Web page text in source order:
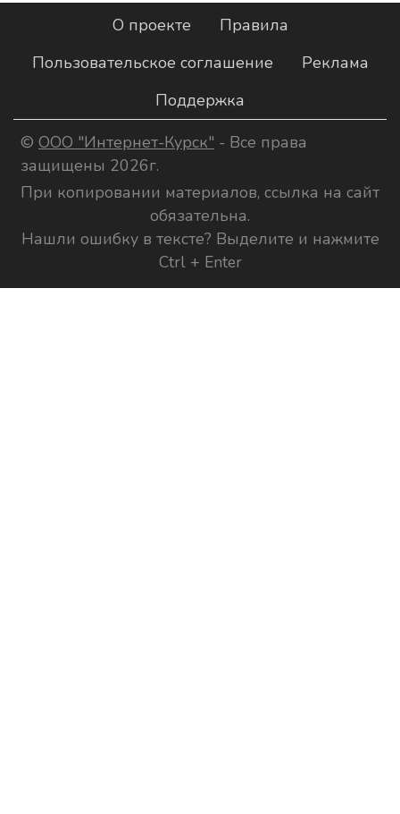
О проекте
Правила
Пользовательское соглашение
Реклама
Поддержка
© ООО "Интернет-Курск" - Все права
защищены 2026г.
При копировании материалов, ссылка на сайт
обязательна.
Нашли ошибку в тексте? Выделите и нажмите
Ctrl + Enter